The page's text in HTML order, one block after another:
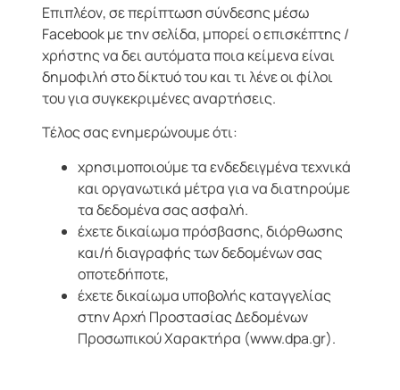
Επιπλέον, σε περίπτωση σύνδεσης μέσω
Facebook με την σελίδα, μπορεί ο επισκέπτης /
χρήστης να δει αυτόματα ποια κείμενα είναι
δημοφιλή στο δίκτυό του και τι λένε οι φίλοι
του για συγκεκριμένες αναρτήσεις.
Τέλος σας ενημερώνουμε ότι:
χρησιμοποιούμε τα ενδεδειγμένα τεχνικά
και οργανωτικά μέτρα για να διατηρούμε
τα δεδομένα σας ασφαλή.
έχετε δικαίωμα πρόσβασης, διόρθωσης
και/ή διαγραφής των δεδομένων σας
οποτεδήποτε,
έχετε δικαίωμα υποβολής καταγγελίας
στην Αρχή Προστασίας Δεδομένων
Προσωπικού Χαρακτήρα (www.dpa.gr).